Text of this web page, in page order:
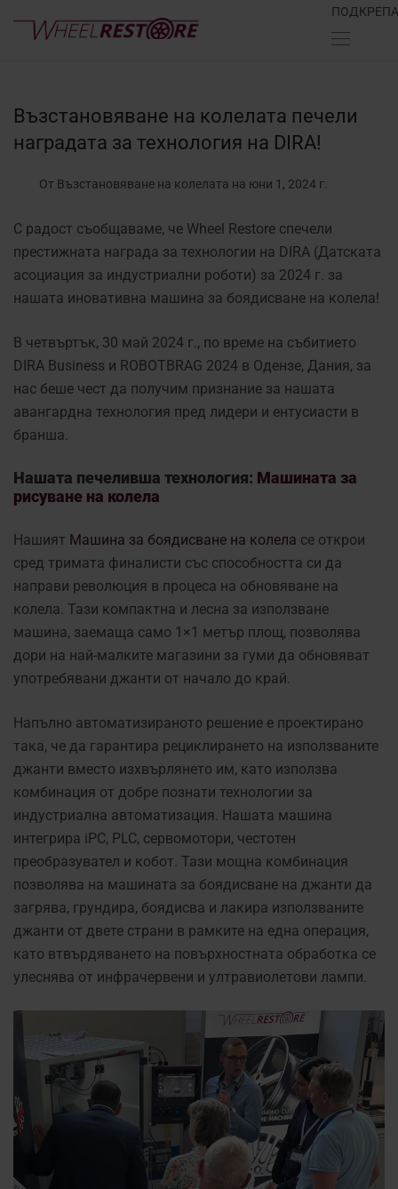
ПОДКРЕПА
Възстановяване на колелата печели
наградата за технология на DIRA!
От Възстановяване на колелата на юни 1, 2024 г.
С радост съобщаваме, че Wheel Restore спечели
престижната награда за технологии на DIRA (Датската
асоциация за индустриални роботи) за 2024 г. за
нашата иновативна машина за боядисване на колела!
В четвъртък, 30 май 2024 г., по време на събитието
DIRA Business и ROBOTBRAG 2024 в Одензе, Дания, за
нас беше чест да получим признание за нашата
авангардна технология пред лидери и ентусиасти в
бранша.
Нашата печеливша технология: Машината за
рисуване на колела
Нашият Машина за боядисване на колела се открои
сред тримата финалисти със способността си да
направи революция в процеса на обновяване на
колела. Тази компактна и лесна за използване
машина, заемаща само 1×1 метър площ, позволява
дори на най-малките магазини за гуми да обновяват
употребявани джанти от начало до край.
Напълно автоматизираното решение е проектирано
така, че да гарантира рециклирането на използваните
джанти вместо изхвърлянето им, като използва
комбинация от добре познати технологии за
индустриална автоматизация. Нашата машина
интегрира iPC, PLC, сервомотори, честотен
преобразувател и кобот. Тази мощна комбинация
позволява на машината за боядисване на джанти да
загрява, грундира, боядисва и лакира използваните
джанти от двете страни в рамките на една операция,
като втвърдяването на повърхностната обработка се
улеснява от инфрачервени и ултравиолетови лампи.